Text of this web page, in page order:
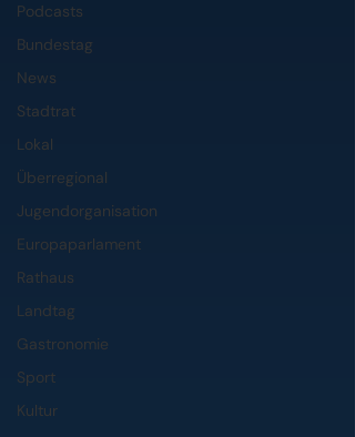
Podcasts
Bundestag
News
Stadtrat
Lokal
Überregional
Jugendorganisation
Europaparlament
Rathaus
Landtag
Gastronomie
Sport
Kultur